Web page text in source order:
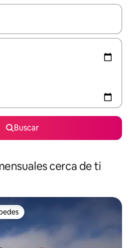
estén disponibles, navega con las
Buscar
cerca de ti
preferido